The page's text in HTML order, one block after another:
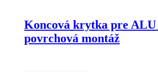
Koncová krytka pre
povrchová montáž